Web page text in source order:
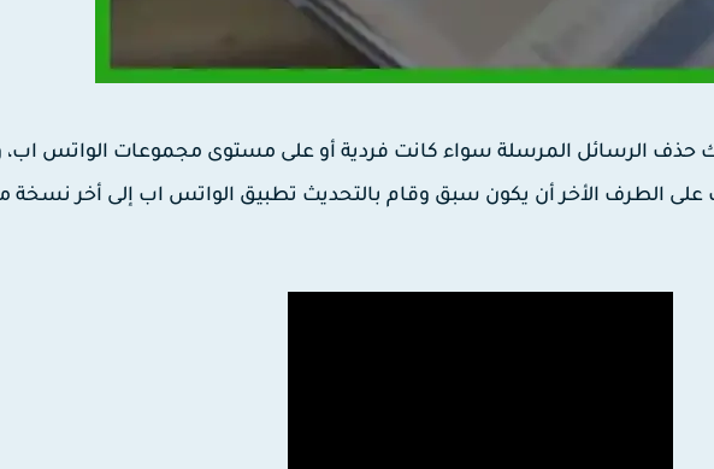
حذف الرسائل المرسلة سواء كانت فردية أو على مستوى مجموعات الواتس اب،
الطرف الأخر أن يكون سبق وقام بالتحديث تطبيق الواتس اب إلى أخر نسخة